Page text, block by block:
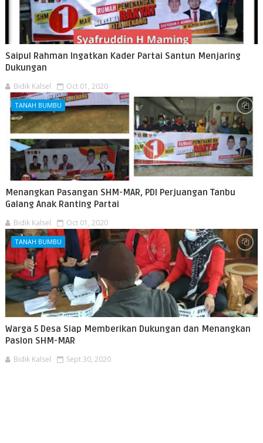
Saipul Rahman Ingatkan Kader Partai Santun Menjaring
Dukungan
Bidik Kalsel Oct 01, 2020
TANAH BUMBU
Menangkan Pasangan SHM-MAR, PDI Perjuangan Tanbu
Galang Anak Ranting Partai
Bidik Kalsel Oct 01, 2020
TANAH BUMBU
Warga 5 Desa Siap Memberikan Dukungan dan Menangkan
Paslon SHM-MAR
Bidik Kalsel Sept 30, 2020